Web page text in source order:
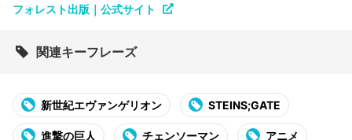
フォレスト出版｜公式サイト
関連キーフレーズ
新世紀エヴァンゲリオン STEINS;GATE
進撃の巨人 チェンソーマン アニメ